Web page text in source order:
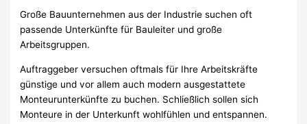
Große Bauunternehmen aus der Industrie suchen oft
passende Unterkünfte für Bauleiter und große
Arbeitsgruppen.
Auftraggeber versuchen oftmals für Ihre Arbeitskräfte
günstige und vor allem auch modern ausgestattete
Monteurunterkünfte zu buchen. Schließlich sollen sich
Monteure in der Unterkunft wohlfühlen und entspannen.